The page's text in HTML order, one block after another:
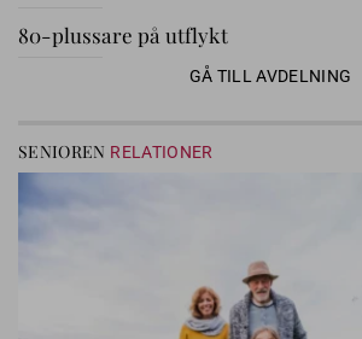
80-plussare på utflykt
GÅ TILL AVDELNING
SENIOREN RELATIONER